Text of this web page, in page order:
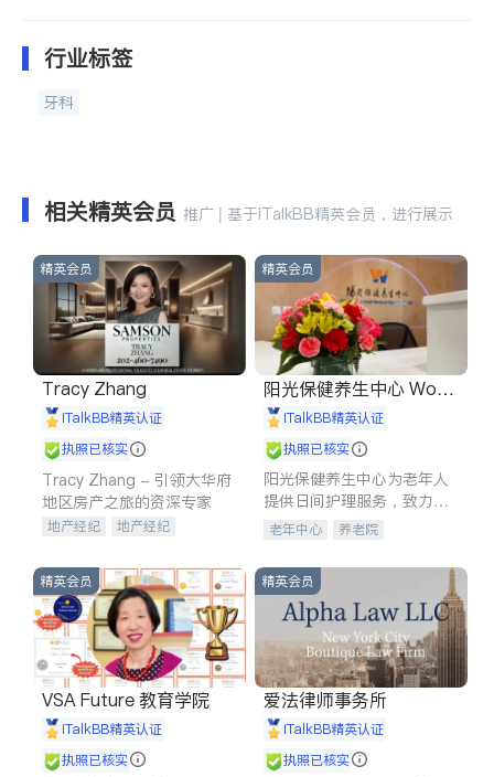
行业标签
牙科
相关精英会员 推广 | 基于iTalkBB精英会员，进行展示
精英会员
Tracy Zhang
iTalkBB精英认证
执照已核实
Tracy Zhang - 引领大华府
地区房产之旅的资深专家
地产经纪
地产经纪
商铺租售
开发商建商
精英会员
阳光保健养生中心 World
shine
iTalkBB精英认证
执照已核实
阳光保健养生中心为老年人
提供日间护理服务，致力于
通过持续的护理创新来有效
老年中心 养老院
精英会员
VSA Future 教育学院
iTalkBB精英认证
执照已核实
精英会员
爱法律师事务所
iTalkBB精英认证
执照已核实